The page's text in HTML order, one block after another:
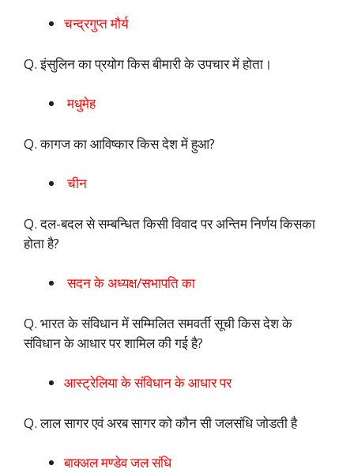
चन्द्रगुप्त मौर्य
Q. इंसुलिन का प्रयोग किस बीमारी के उपचार में होता।
मधुमेह
Q. कागज का आविष्कार किस देश में हुआ?
चीन
Q. दल-बदल से सम्बन्धित किसी विवाद पर अन्तिम निर्णय किसका
होता है?
सदन के अध्यक्ष/सभापति का
Q. भारत के संविधान में सम्मिलित समवर्ती सूची किस देश के
संविधान के आधार पर शामिल की गई है?
आस्ट्रेलिया के संविधान के आधार पर
Q. लाल सागर एवं अरब सागर को कौन सी जलसंधि जोडती है
बाक्‍अल मण्‍डेव जल संधि